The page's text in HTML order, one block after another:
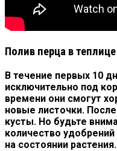
Полив перца в теплице
В течение первых 10
исключительно под
времени они смогут
новые листочки.
кусты. Но будьте
количество
на состоянии растения.